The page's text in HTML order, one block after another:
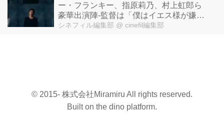
ー・フランキー、指原莉乃、村上虹郎ら
豪華出演陣-監督は「僕はイエス様が嫌
い」の奥山大史！
シネフィル編集部 @ cinefil編集部
© 2015- 株式会社Miramiru All rights reserved.
Built on the dino platform.